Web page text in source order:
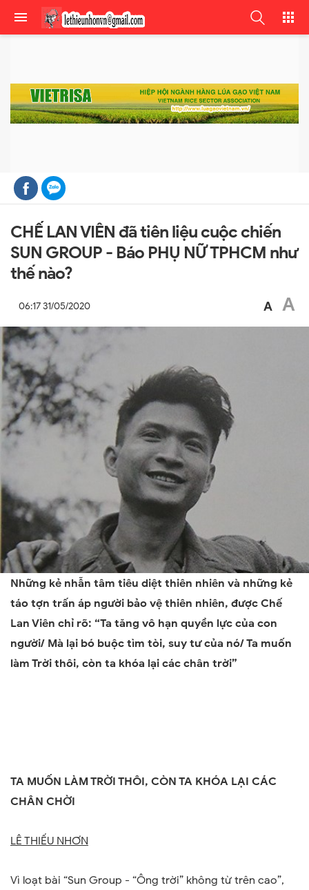
CHẾ LAN VIÊN đã tiên liệu cuộc chiến
SUN GROUP - Báo PHỤ NỮ TPHCM như
thế nào?
06:17 31/05/2020 A A
Những kẻ nhẫn tâm tiêu diệt thiên nhiên và những kẻ
táo tợn trấn áp người bảo vệ thiên nhiên, được Chế
Lan Viên chỉ rõ: “Ta tăng vô hạn quyền lực của con
người/ Mà lại bó buộc tìm tòi, suy tư của nó/ Ta muốn
làm Trời thôi, còn ta khóa lại các chân trời”
TA MUỐN LÀM TRỜI THÔI, CÒN TA KHÓA LẠI CÁC
CHÂN CHỜI
LÊ THIẾU NHƠN
Vì loạt bài “Sun Group - “Ông trời” không từ trên cao”,